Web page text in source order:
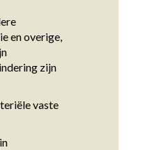
en overige,
zijn
vaste